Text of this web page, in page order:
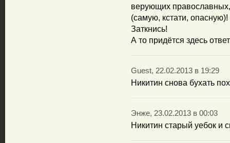
верующих
(самую, кстати, опасную)!
Заткнись!
А то придётся здесь
Guest, 22.02.2013 в 19:29
Никитин снова бухать
Энже, 23.02.2013 в 00:03
Никитин старый уебок и